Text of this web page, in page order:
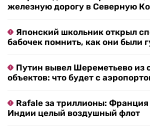
железную дорогу в Северную
Японский школьник открыл
бабочек помнить, как они были
Путин вывел Шереметьево из
объектов: что будет с
Rafale за триллионы: Франция
Индии целый воздушный флот